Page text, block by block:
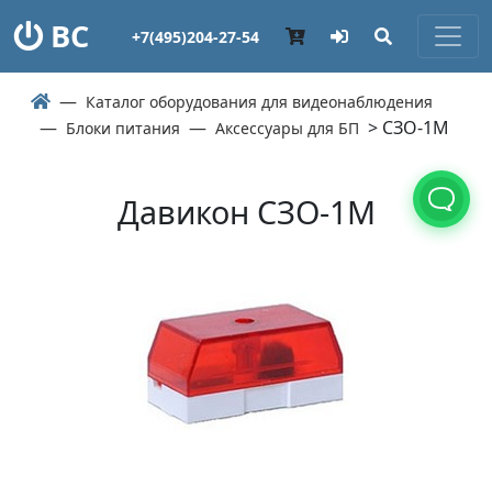
ВС +7(495)204-27-54
Каталог оборудования для видеонаблюдения
Блоки питания
Аксессуары для БП > СЗО-1М
Давикон СЗО-1М